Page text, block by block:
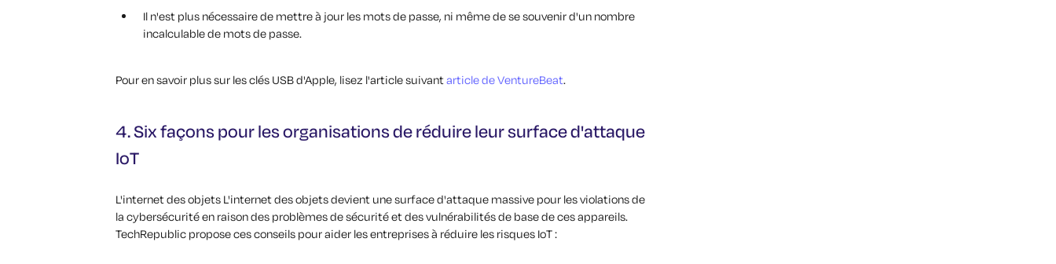
Il n'est plus nécessaire de mettre à jour les mots de passe, ni même de se souvenir d'un nombre
incalculable de mots de passe.
Pour en savoir plus sur les clés USB d'Apple, lisez l'article suivant article de VentureBeat.
4. Six façons pour les organisations de réduire leur surface d'attaque
IoT
L'internet des objets L'internet des objets devient une surface d'attaque massive pour les violations de
la cybersécurité en raison des problèmes de sécurité et des vulnérabilités de base de ces appareils.
TechRepublic propose ces conseils pour aider les entreprises à réduire les risques IoT :